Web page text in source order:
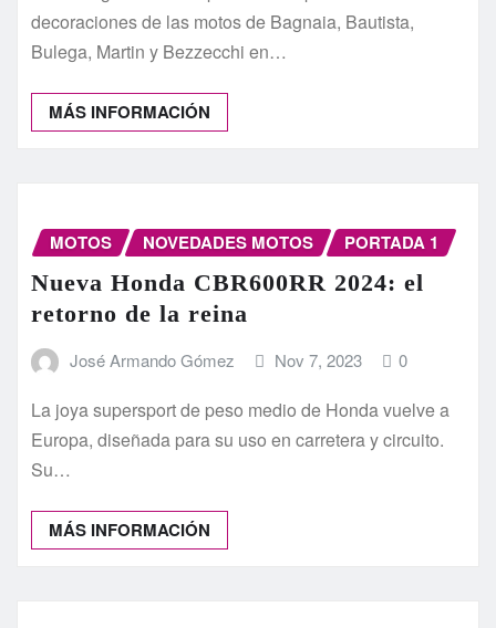
decoraciones de las motos de Bagnaia, Bautista,
Bulega, Martin y Bezzecchi en…
MÁS INFORMACIÓN
MOTOS NOVEDADES MOTOS PORTADA 1
Nueva Honda CBR600RR 2024: el
retorno de la reina
José Armando Gómez Nov 7, 2023 0
La joya supersport de peso medio de Honda vuelve a
Europa, diseñada para su uso en carretera y circuito.
Su…
MÁS INFORMACIÓN